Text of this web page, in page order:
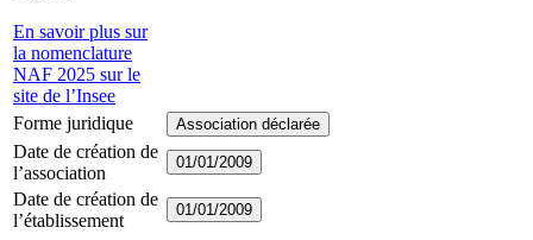
En savoir plus sur
la nomenclature
NAF 2025 sur le
site de l’Insee
Forme juridique Association déclarée
Date de création de
l’association
01/01/2009
Date de création de
l’établissement
01/01/2009